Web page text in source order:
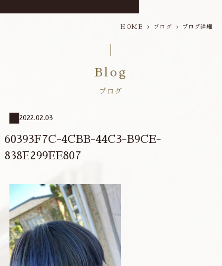
HOME ブログ ブログ詳細
Blog
ブログ
2022.02.03
60393F7C-4CBB-44C3-B9CE-
838E299EE807